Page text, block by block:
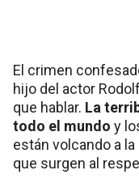
El crimen
hijo del actor
que hablar. La
todo el mundo y
están volcando a
que surgen al